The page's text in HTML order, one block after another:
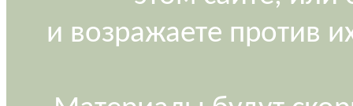
и возражаете против